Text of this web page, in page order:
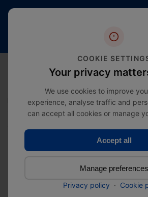
gratuita
a partire da
Connettori in legno
Connettori angolari in acciaio zincato
Connettori angolari
acciaio zincato
COOKIE
Your privacy
We use cookies to improve
experience, analyse traffic and
can accept all cookies or manage
Accept all
Manage preferences
Privacy policy · Cookie